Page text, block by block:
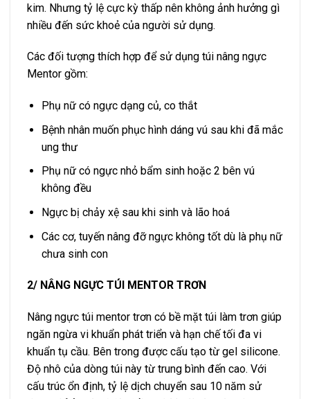
kim. Nhưng tỷ lệ cực kỳ thấp nên không ảnh hưởng gì
nhiều đến sức khoẻ của người sử dụng.
Các đối tượng thích hợp để sử dụng túi nâng ngực
Mentor gồm:
Phụ nữ có ngực dạng củ, co thắt
Bệnh nhân muốn phục hình dáng vú sau khi đã mắc
ung thư
Phụ nữ có ngực nhỏ bẩm sinh hoặc 2 bên vú
không đều
Ngực bị chảy xệ sau khi sinh và lão hoá
Các cơ, tuyến nâng đỡ ngực không tốt dù là phụ nữ
chưa sinh con
2/ NÂNG NGỰC TÚI MENTOR TRƠN
Nâng ngực túi mentor trơn có bề mặt túi làm trơn giúp
ngăn ngừa vi khuẩn phát triển và hạn chế tối đa vi
khuẩn tụ cầu. Bên trong được cấu tạo từ gel silicone.
Độ nhô của dòng túi này từ trung bình đến cao. Với
cấu trúc ổn định, tỷ lệ dịch chuyển sau 10 năm sử